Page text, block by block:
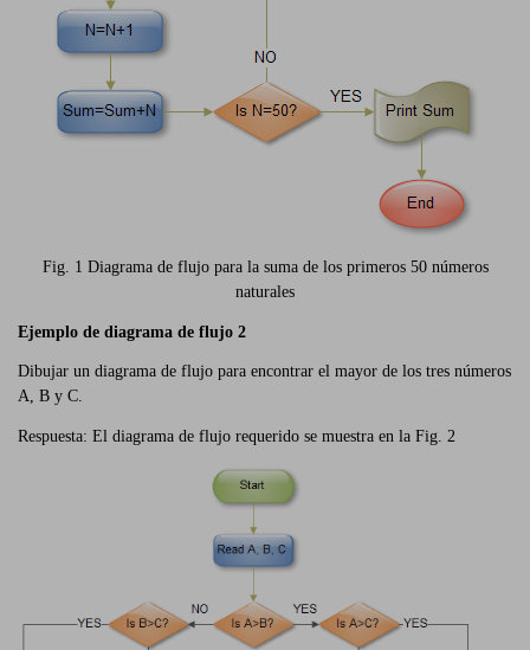
Fig. 1 Diagrama de flujo para la suma de los primeros 50 números
naturales
Ejemplo de diagrama de flujo 2
Dibujar un diagrama de flujo para encontrar el mayor de los tres números
A, B y C.
Respuesta: El diagrama de flujo requerido se muestra en la Fig. 2